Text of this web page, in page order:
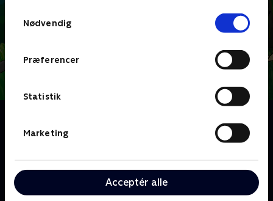
Nødvendig
Præferencer
Statistik
Marketing
Acceptér alle
En række små tegnefilm for de mindste, hvor man
nyt lille dyrebarn og følger dets små kampe med
hverdagens udfordringer.